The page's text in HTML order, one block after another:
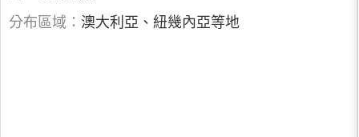
分布區域： 澳大利亞、紐幾內亞等地